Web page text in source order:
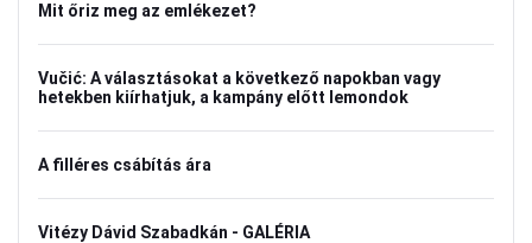
Mit őriz meg az emlékezet?
Vučić: A választásokat a következő napokban vagy
hetekben kiírhatjuk, a kampány előtt lemondok
A filléres csábítás ára
Vitézy Dávid Szabadkán - GALÉRIA